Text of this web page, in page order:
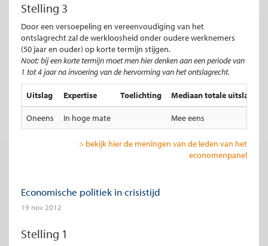
Stelling 3
Door een versoepeling en vereenvoudiging van het
ontslagrecht zal de werkloosheid onder oudere werknemers
(50 jaar en ouder) op korte termijn stijgen.
Noot: bij een korte termijn moet men hier denken aan een periode van
1 tot 4 jaar na invoering van de hervorming van het ontslagrecht.
Uitslag Expertise Toelichting Mediaan totale uitslag
Oneens In hoge mate Mee eens
> bekijk hier de meningen van de leden van het
economenpanel
Economische politiek in crisistijd
19 nov 2012
Stelling 1